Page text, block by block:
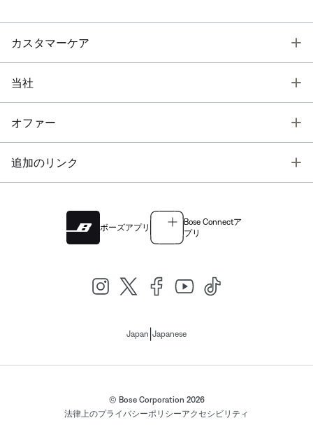
カスタマーケア
当社
オファー
追加のリンク
ボーズアプリ
Bose Connectア
プリ
Japan Japanese
© Bose Corporation 2026
法律上のプライバシーポリシーアクセシビリティ